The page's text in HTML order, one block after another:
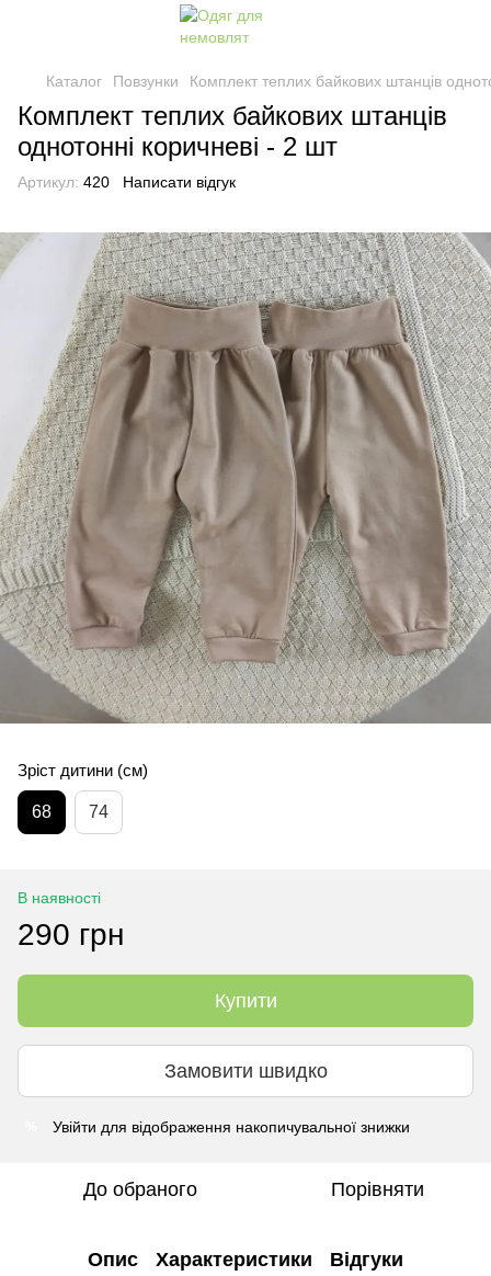
Каталог Повзунки Комплект теплих байкових штанців
Комплект теплих байкових штанців
однотонні коричневі - 2 шт
Артикул: 420 Написати відгук
Зріст дитини (см)
68 74
В наявності
290 грн
Купити
Замовити швидко
Увійти для відображення накопичувальної знижки
До обраного Порівняти
Опис Характеристики Відгуки